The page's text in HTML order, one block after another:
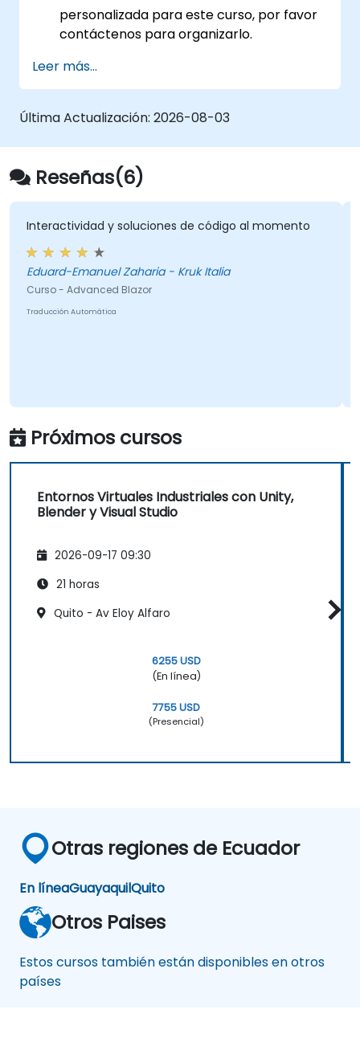
personalizada para este curso, por favor
contáctenos para organizarlo.
Leer más...
Última Actualización: 2026-08-03
Reseñas(6)
Interactividad y soluciones de código al momento
Eduard-Emanuel Zaharia - Kruk Italia
Curso - Advanced Blazor
Traducción Automática
Próximos cursos
Entornos Virtuales Industriales con Unity,
Blender y Visual Studio
2026-09-17 09:30
21 horas
Quito - Av Eloy Alfaro
6255 USD
(En línea)
7755 USD
(Presencial)
Otras regiones de Ecuador
En líneaGuayaquilQuito
Otros Paises
Estos cursos también están disponibles en otros
países